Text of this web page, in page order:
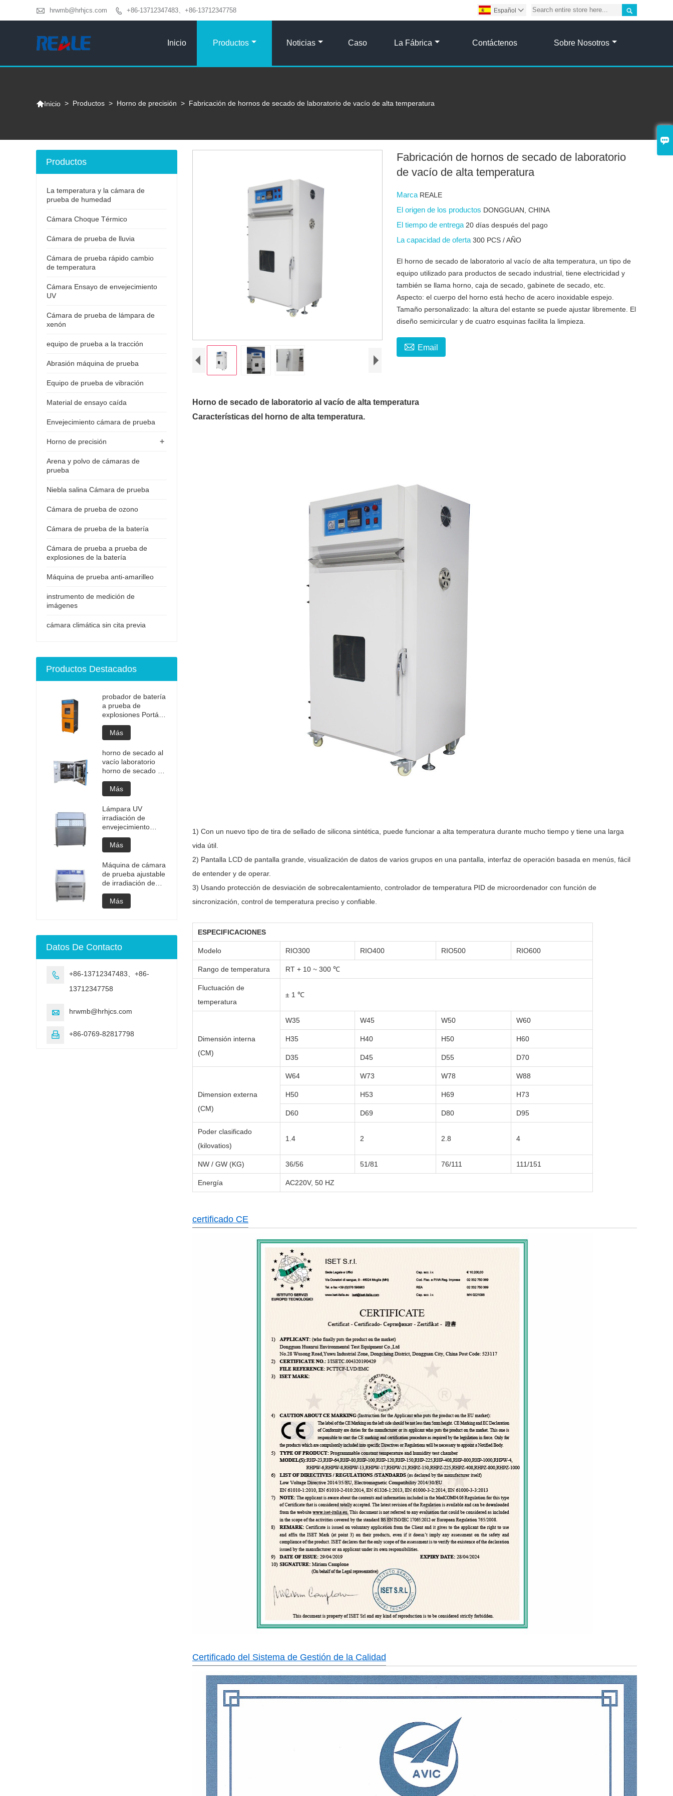

 hrwmb@hrhjcs.com  +86-13712347483、+86-13712347758 
Español 
Inicio Productos Noticias Caso La Fábrica Contáctenos Sobre Nosotros
Inicio > Productos > Horno de precisión > Fabricación de hornos de secado de laboratorio de vacío de alta temperatura
Fabricación de hornos de secado de laboratorio
de vacío de alta temperatura
Marca REALE
El origen de los productos DONGGUAN, CHINA
El tiempo de entrega 20 días después del pago
La capacidad de oferta300 PCS / AÑO
El horno de secado de laboratorio al vacío de alta temperatura, un tipo de
equipo utilizado para productos de secado industrial, tiene electricidad y
también se llama horno, caja de secado, gabinete de secado, etc.
Aspecto: el cuerpo del horno está hecho de acero inoxidable espejo.
Tamaño personalizado: la altura del estante se puede ajustar libremente. El
diseño semicircular y de cuatro esquinas facilita la limpieza.
 Email
Horno de secado de laboratorio al vacío de alta temperatura
Características del horno de alta temperatura.
1) Con un nuevo tipo de tira de sellado de silicona sintética, puede funcionar a alta temperatura durante mucho tiempo y tiene una larga
vida útil.
2) Pantalla LCD de pantalla grande, visualización de datos de varios grupos en una pantalla, interfaz de operación basada en menús, fácil
de entender y de operar.
3) Usando protección de desviación de sobrecalentamiento, controlador de temperatura PID de microordenador con función de
sincronización, control de temperatura preciso y confiable.
ESPECIFICACIONES
Modelo RIO300 RIO400 RIO500 RIO600
Rango de temperatura RT + 10 ~ 300 ℃
Fluctuación de
temperatura
± 1 ℃
Dimensión interna
(CM)
W35 W45 W50 W60
H35 H40 H50 H60
D35 D45 D55 D70
Dimension externa
(CM)
W64 W73 W78 W88
H50 H53 H69 H73
D60 D69 D80 D95
Poder clasificado
(kilovatios)
1.4 2 2.8 4
NW / GW (KG) 36/56 51/81 76/111 111/151
Energía AC220V, 50 HZ
certificado CE
Certificado del Sistema de Gestión de la Calidad
Productos
La temperatura y la cámara de
prueba de humedad
Cámara Choque Térmico
Cámara de prueba de lluvia
Cámara de prueba rápido cambio
de temperatura
Cámara Ensayo de envejecimiento
UV
Cámara de prueba de lámpara de
xenón
equipo de prueba a la tracción
Abrasión máquina de prueba
Equipo de prueba de vibración
Material de ensayo caída
Envejecimiento cámara de prueba
+
Horno de precisión
Arena y polvo de cámaras de
prueba
Niebla salina Cámara de prueba
Cámara de prueba de ozono
Cámara de prueba de la batería
Cámara de prueba a prueba de
explosiones de la batería
Máquina de prueba anti-amarilleo
instrumento de medición de
imágenes
cámara climática sin cita previa
Productos Destacados
probador de batería
a prueba de
explosiones Portátil
de alta calidad
Batería portátil
Prueba de
explosión de litio
Probador de
explosión Precio de
probadores de
batería
Más
horno de secado al
vacío laboratorio
horno de secado al
vacío programable
de alta temperatura
cámara de
desgasificación al
vacío precio del
horno
personalizado
equipo de secado al
vacío
Más
Lámpara UV
irradiación de
envejecimiento
máquina de cámara
de prueba ajustable
Cámara de
envejecimiento de
envejecimiento UV
Prueba de
acelerado UV
Más
Máquina de cámara
de prueba ajustable
de irradiación de
envejecimiento de
lámpara UV
Cámara de
Máquina de prueba
de envejecimiento
Más
Datos De Contacto

+86-13712347483、+86-
13712347758
 hrwmb@hrhjcs.com
 +86-0769-82817798